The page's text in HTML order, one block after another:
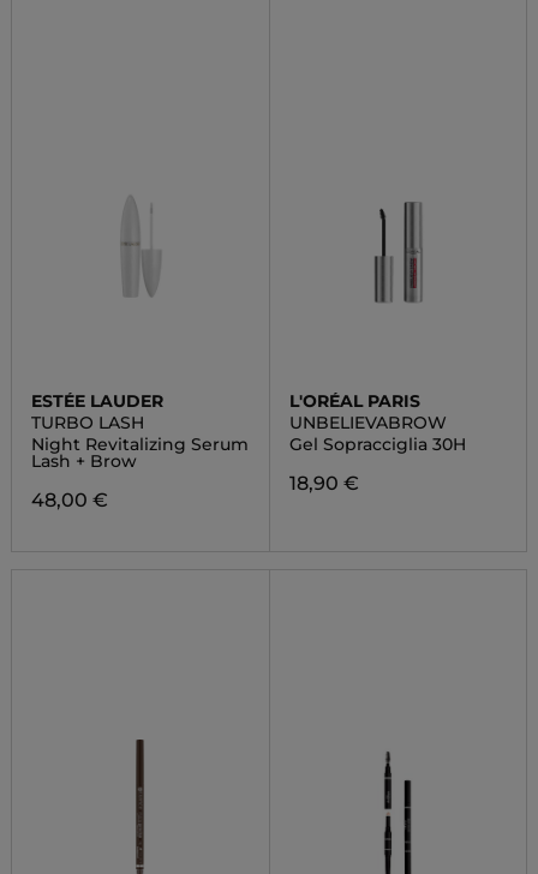
ESTÉE LAUDER
TURBO LASH
Night Revitalizing Serum
Lash + Brow
48,00 €
L'ORÉAL PARIS
UNBELIEVABROW
Gel Sopracciglia 30H
18,90 €